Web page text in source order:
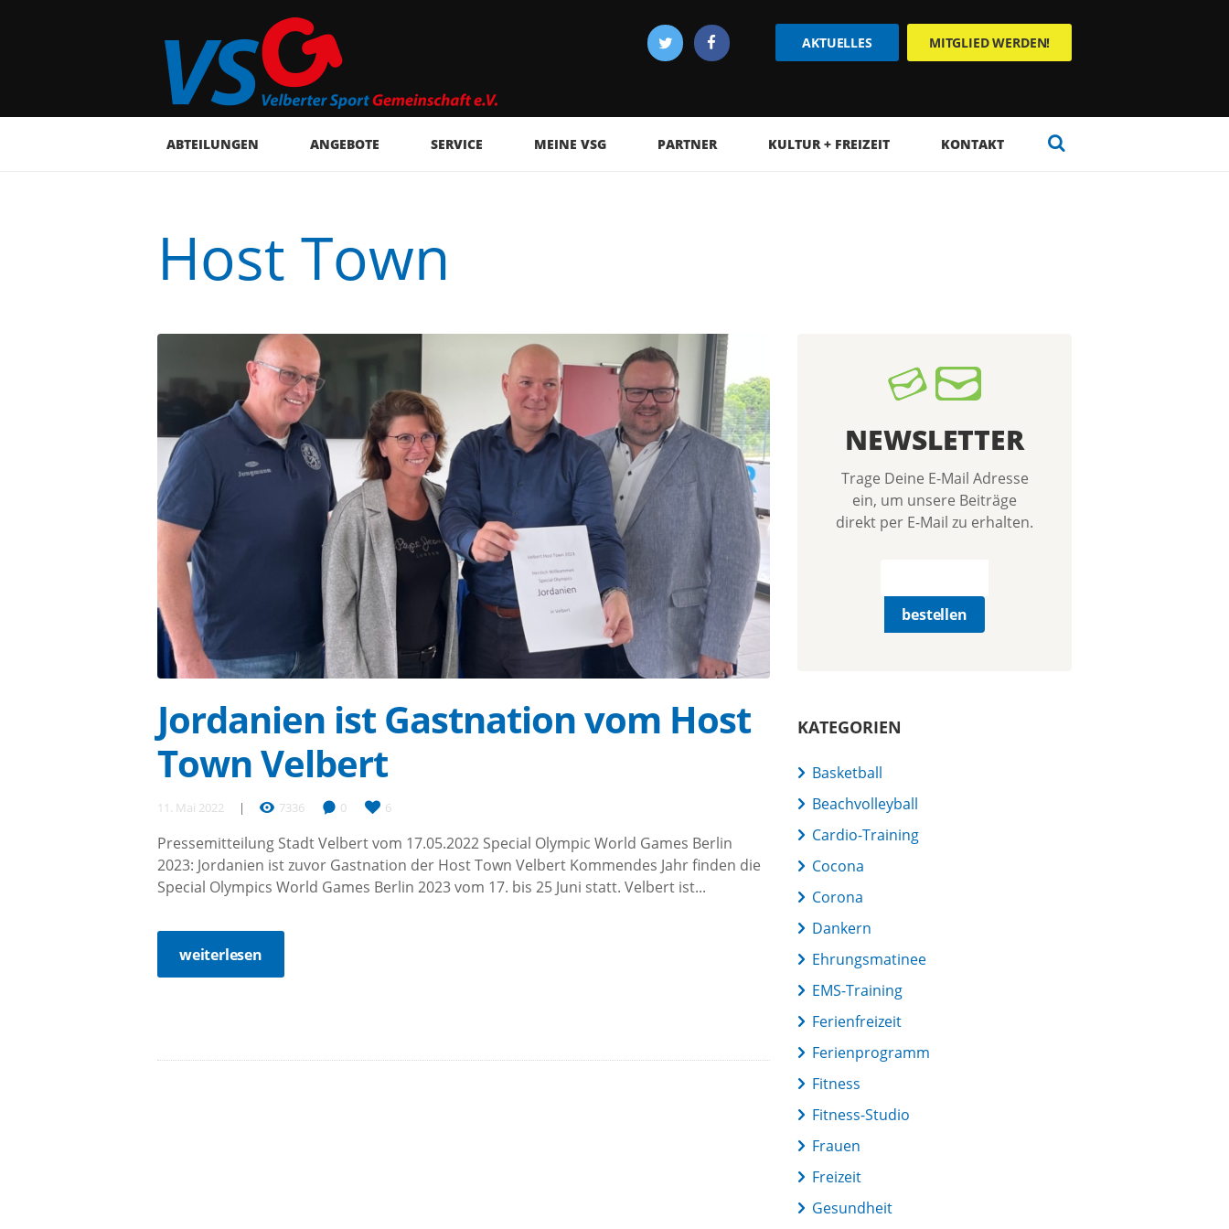
AKTUELLES MITGLIED WERDEN!
ABTEILUNGEN ANGEBOTE SERVICE MEINE VSG PARTNER KULTUR + FREIZEIT KONTAKT
Host Town
Jordanien ist Gastnation vom Host
Town Velbert
11. Mai 2022 7336 0 6
Pressemitteilung Stadt Velbert vom 17.05.2022 Special Olympic World Games Berlin
2023: Jordanien ist zuvor Gastnation der Host Town Velbert Kommendes Jahr finden die
Special Olympics World Games Berlin 2023 vom 17. bis 25 Juni statt. Velbert ist...
weiterlesen
NEWSLETTER
Trage Deine E-Mail Adresse
ein, um unsere Beiträge
direkt per E-Mail zu erhalten.
KATEGORIEN
Basketball
Beachvolleyball
Cardio-Training
Cocona
Corona
Dankern
Ehrungsmatinee
EMS-Training
Ferienfreizeit
Ferienprogramm
Fitness
Fitness-Studio
Frauen
Freizeit
Gesundheit